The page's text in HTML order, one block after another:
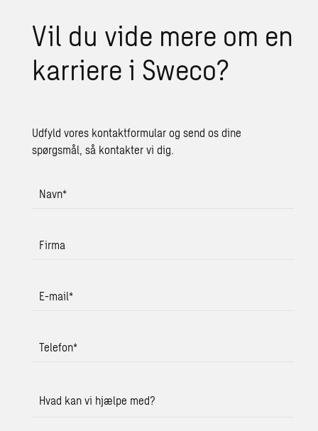
Vil du vide mere om en
kar­ri­e­re i Sweco?
Udfyld vores kontaktformular og send os dine
spørgsmål, så kontakter vi dig.
Navn*
Firma
E-mail*
Telefon*
Hvad kan vi hjælpe med?